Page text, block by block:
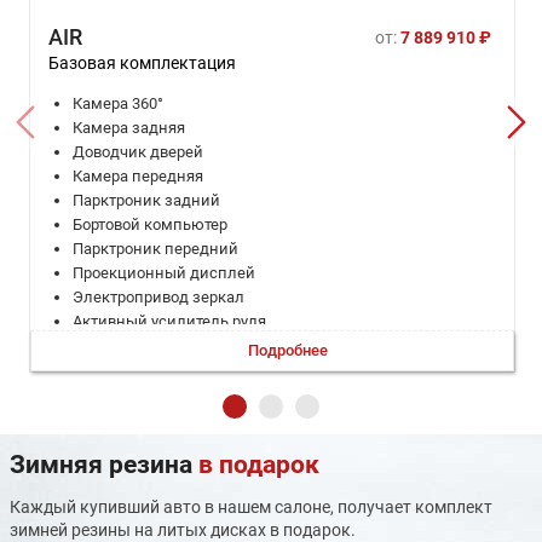
AIR от:7 889 910 ₽
Базовая комплектация
Камера 360°
Камера задняя
Доводчик дверей
Камера передняя
Парктроник задний
Бортовой компьютер
Парктроник передний
Проекционный дисплей
Электропривод зеркал
Активный усилитель руля
Запуск двигателя с кнопки
Система доступа без ключа
Электроскладывание зеркал
Адаптивный круиз-контроль
Регулировка руля по высоте
Регулируемый педальный узел
Подробнее
Зимняя резина в подарок
Каждый купивший авто в нашем салоне, получает комплект
зимней резины на литых дисках в подарок.